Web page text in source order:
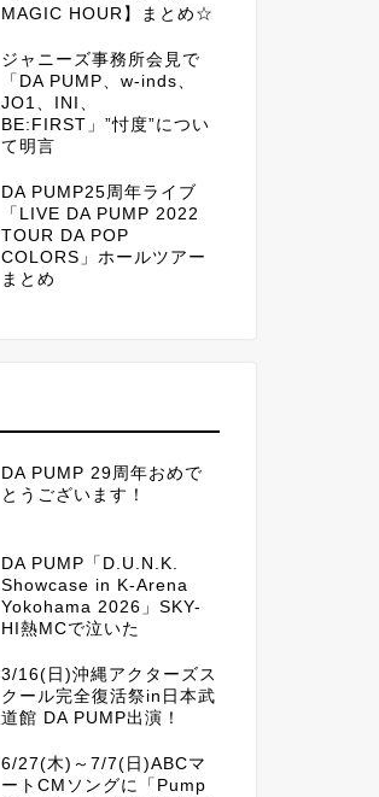
MAGIC HOUR】まとめ☆
ジャニーズ事務所会見で
「DA PUMP、w-inds、
JO1、INI、
BE:FIRST」”忖度”につい
て明言
DA PUMP25周年ライブ
「LIVE DA PUMP 2022
TOUR DA POP
COLORS」ホールツアー
まとめ
DA PUMP 29周年おめで
とうございます！
DA PUMP「D.U.N.K.
Showcase in K-Arena
Yokohama 2026」SKY-
HI熱MCで泣いた
3/16(日)沖縄アクターズス
クール完全復活祭in日本武
道館 DA PUMP出演！
6/27(木)～7/7(日)ABCマ
ートCMソングに「Pump